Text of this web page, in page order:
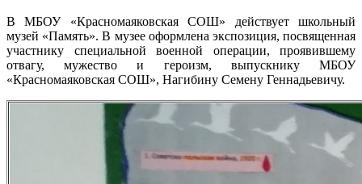
В МБОУ «Красномаяковская СОШ» действует школьный
музей «Память». В музее оформлена экспозиция, посвященная
участнику специальной военной операции, проявившему
отвагу, мужество и героизм, выпускнику МБОУ
«Красномаяковская СОШ», Нагибину Семену Геннадьевичу.